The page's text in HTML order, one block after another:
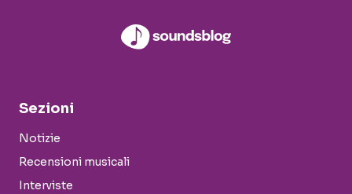
Sezioni
Notizie
Recensioni musicali
Interviste